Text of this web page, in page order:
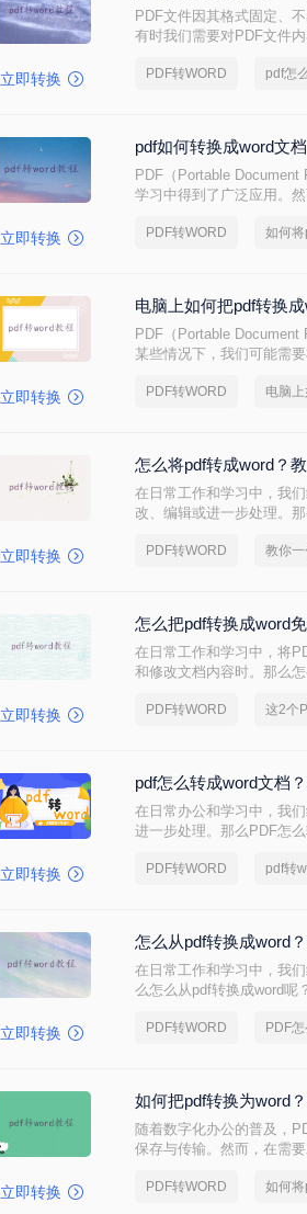
立即转换
PDF文件因其格式固定、
有时我们需要对PDF文件
方法。
PDF转WORD
立即转换
pdf如何转换成word文
PDF（Portable
学习中得到了广泛应用。
档的方法。
PDF转WORD
立即转换
电脑上如何把pdf转换
PDF（Portable
某些情况下，我们可能需
PDF转WORD
立即转换
怎么将pdf转成word？
在日常工作和学习中，我
改、编辑或进一步处理。
PDF转WORD
立即转换
怎么把pdf转换成word
在日常工作和学习中，将
和修改文档内容时。那么
PDF转WORD
立即转换
pdf怎么转成word文档
在日常办公和学习中，我
进一步处理。那么PDF怎
PDF转WORD
立即转换
怎么从pdf转换成word
在日常工作和学习中，我
么怎么从pdf转换成word呢
PDF转WORD
立即转换
如何把pdf转换为word
随着数字化办公的普及，
保存与传输。然而，在需
PDF转WORD